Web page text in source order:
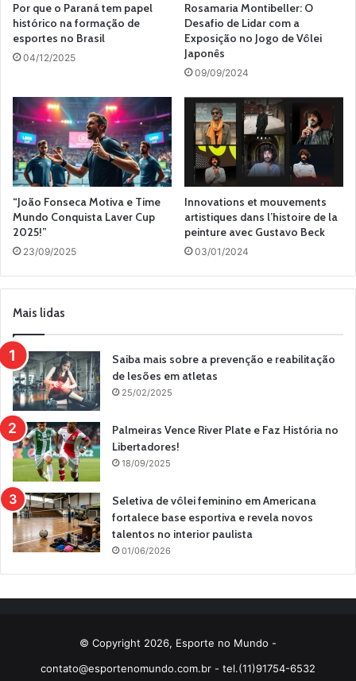
Por que o Paraná tem papel
histórico na formação de
esportes no Brasil
04/12/2025
Rosamaria Montibeller: O
Desafio de Lidar com a
Exposição no Jogo de Vôlei
Japonês
09/09/2024
“João Fonseca Motiva e Time
Mundo Conquista Laver Cup
2025!”
23/09/2025
Innovations et mouvements
artistiques dans l’histoire de la
peinture avec Gustavo Beck
03/01/2024
Mais lidas
Saiba mais sobre a prevenção e reabilitação
de lesões em atletas
25/02/2025
Palmeiras Vence River Plate e Faz História no
Libertadores!
18/09/2025
Seletiva de vôlei feminino em Americana
fortalece base esportiva e revela novos
talentos no interior paulista
01/06/2026
© Copyright 2026, Esporte no Mundo -
contato@esportenomundo.com.br - tel.(11)91754-6532